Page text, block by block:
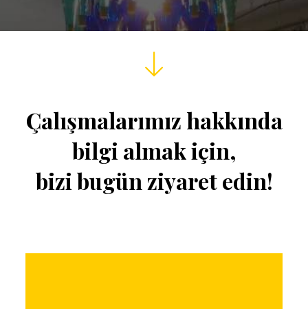
Çalışmalarımız hakkında
bilgi almak için,
bizi bugün ziyaret edin!